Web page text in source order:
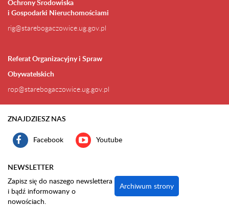
Ochrony Środowiska
i Gospodarki Nieruchomościami
rig@starebogaczowice.ug.gov.pl
Referat Organizacyjny i Spraw
Obywatelskich
rop@starebogaczowice.ug.gov.pl
ZNAJDZIESZ NAS
Facebook Youtube
NEWSLETTER
Zapisz się do naszego newslettera
i bądź informowany o
nowościach.
Archiwum strony